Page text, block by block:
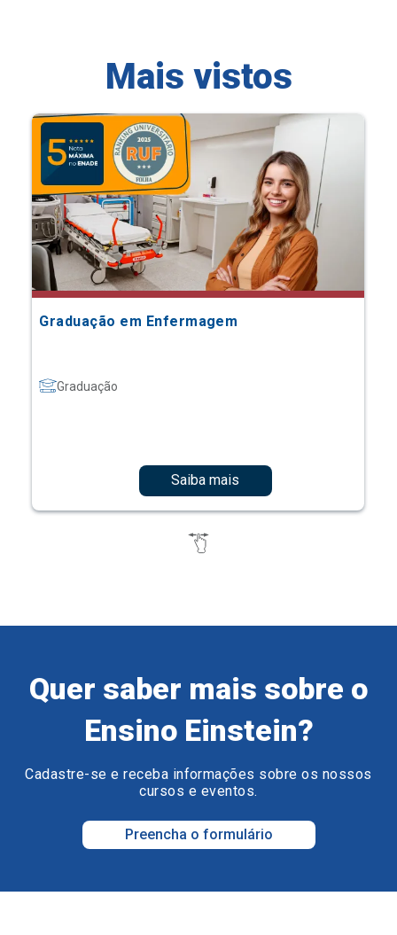
Mais vistos
Graduação em Enfermagem
Graduação
Saiba mais
Quer saber mais sobre o
Ensino Einstein?
Cadastre-se e receba informações sobre os nossos
cursos e eventos.
Preencha o formulário